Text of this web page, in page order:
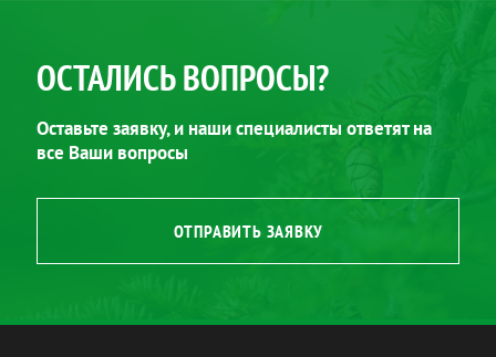
ОСТАЛИСЬ ВОПРОСЫ?
Оставьте заявку, и наши специалисты ответят на
все Ваши вопросы
ОТПРАВИТЬ ЗАЯВКУ